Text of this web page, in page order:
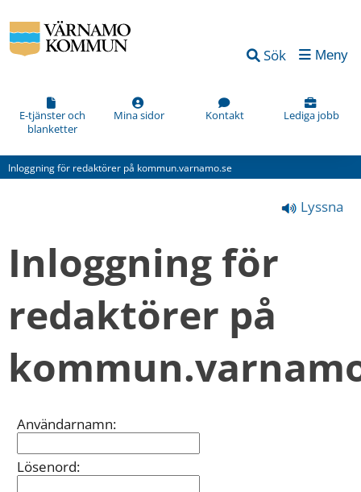
Sök Meny
E-tjänster och
blanketter
Mina sidor Kontakt Lediga jobb
Inloggning för redaktörer på kommun.varnamo.se
Lyssna
Inloggning för
redaktörer på
Inloggning
Användarnamn:
Lösenord:
Vad
kan
förbättra
den
här
(obligatorisk)
kan
informationen
bättre
dig?
Webbadress